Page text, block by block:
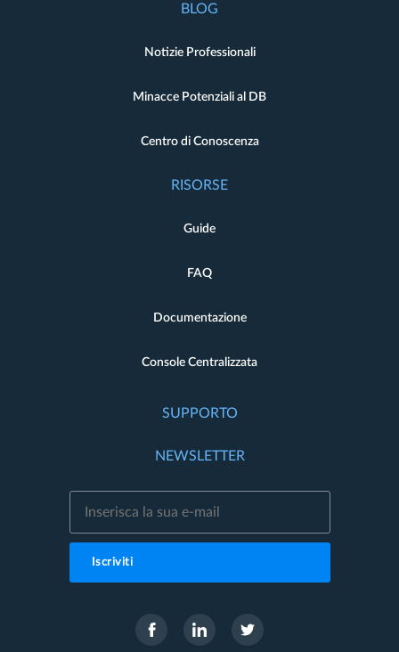
BLOG
Notizie Professionali
Minacce Potenziali al DB
Centro di Conoscenza
RISORSE
Guide
FAQ
Documentazione
Console Centralizzata
SUPPORTO
NEWSLETTER
Iscriviti